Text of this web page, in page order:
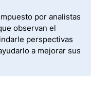
por analistas
observan el
perspectivas
a mejorar sus